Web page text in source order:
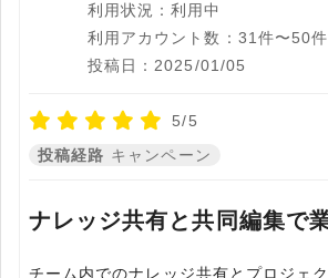
利用状況：利用中
利用アカウント数：31件〜50件
投稿日：2025/01/05
5/5
投稿経路 キャンペーン
ナレッジ共有と共同編集で
チーム内でのナレッジ共有とプロジェ